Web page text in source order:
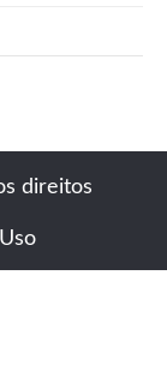
direitos